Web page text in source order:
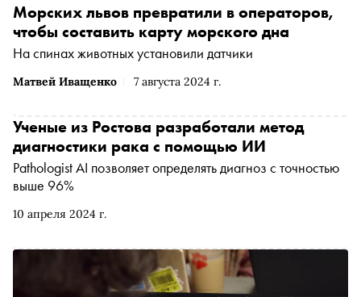
Матвей Иващенко 7 августа 2024 г.
Морских львов превратили в операторов,
чтобы составить карту морского дна
На спинах животных установили датчики
10 апреля 2024 г.
Ученые из Ростова разработали метод
диагностики рака с помощью ИИ
Pathologist AI позволяет определять диагноз с точностью
выше 96%